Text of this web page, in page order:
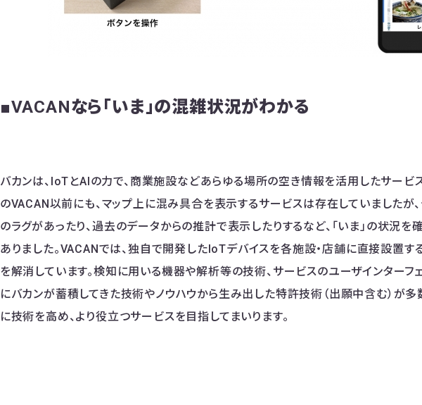
■VACANなら「いま」の混雑状況がわかる
バカンは、IoTとAIの力で、商業施設などあらゆる場所の空き情報を活用したサービ
のVACAN以前にも、マップ上に混み具合を表示するサービスは存在していましたが
のラグがあったり、過去のデータからの推計で表示したりするなど、「いま」の状況を
ありました。VACANでは、独自で開発したIoTデバイスを各施設・店舗に直接設置す
を解消しています。検知に用いる機器や解析等の技術、サービスのユーザインターフ
にバカンが蓄積してきた技術やノウハウから生み出した特許技術（出願中含む）が多
に技術を高め、より役立つサービスを目指してまいります。